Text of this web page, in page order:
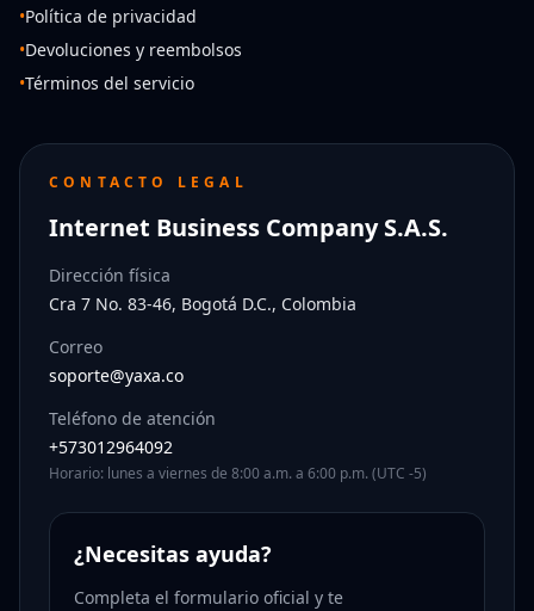
•Política de privacidad
•Devoluciones y reembolsos
•Términos del servicio
CONTACTO LEGAL
Internet Business Company S.A.S.
Dirección física
Cra 7 No. 83-46, Bogotá D.C., Colombia
Correo
soporte@yaxa.co
Teléfono de atención
+573012964092
Horario: lunes a viernes de 8:00 a.m. a 6:00 p.m. (UTC -5)
¿Necesitas ayuda?
Completa el formulario oficial y te